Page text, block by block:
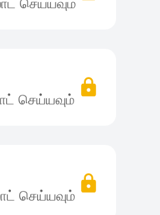
செய்யவும்
செய்யவும்
செய்யவும்